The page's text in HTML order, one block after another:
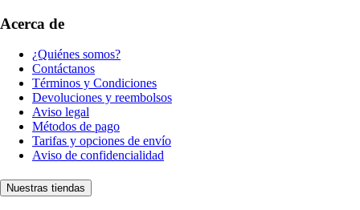
Acerca de
¿Quiénes somos?
Contáctanos
Términos y Condiciones
Devoluciones y reembolsos
Aviso legal
Métodos de pago
Tarifas y opciones de envío
Aviso de confidencialidad
Nuestras tiendas